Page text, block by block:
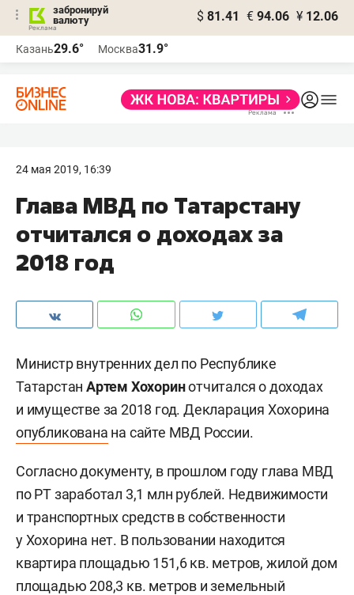
забронируй
валюту
$ 81.41 € 94.06 ¥ 12.06
Казань29.6° Москва31.9°
24 мая 2019, 16:39
​Глава МВД по Татарстану
отчитался о доходах за
2018 год
Министр внутренних дел по Республике
Татарстан Артем Хохоринотчитался о доходах
и имуществе за 2018 год. Декларация Хохорина
опубликована на сайте МВД России.
Согласно документу, в прошлом году глава МВД
по РТ заработал 3,1 млн рублей. Недвижимости
и транспортных средств в собственности
у Хохорина нет. В пользовании находится
квартира площадью 151,6 кв. метров, жилой дом
площадью 208,3 кв. метров и земельный